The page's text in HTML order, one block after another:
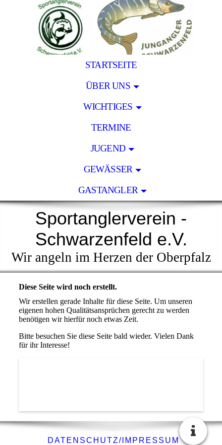
STARTSEITE
ÜBER UNS
WICHTIGES
TERMINE
JUGEND
GEWÄSSER
GASTANGLER
Sportanglerverein -
Schwarzenfeld e.V.
Wir angeln im Herzen der Oberpfalz
Diese Seite wird noch erstellt.
Wir erstellen gerade Inhalte für diese Seite. Um unseren
eigenen hohen Qualitätsansprüchen gerecht zu werden
benötigen wir hierfür noch etwas Zeit.
Bitte besuchen Sie diese Seite bald wieder. Vielen Dank
für ihr Interesse!
DATENSCHUTZ/IMPRESSUM